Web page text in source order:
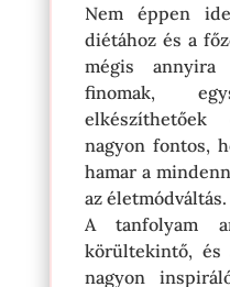
Nem éppen
diétához és a
mégis
finomak,
nagyon fontos,
hamar a
az életmódváltás.
A tanfolyam
körültekintő, és
nagyon